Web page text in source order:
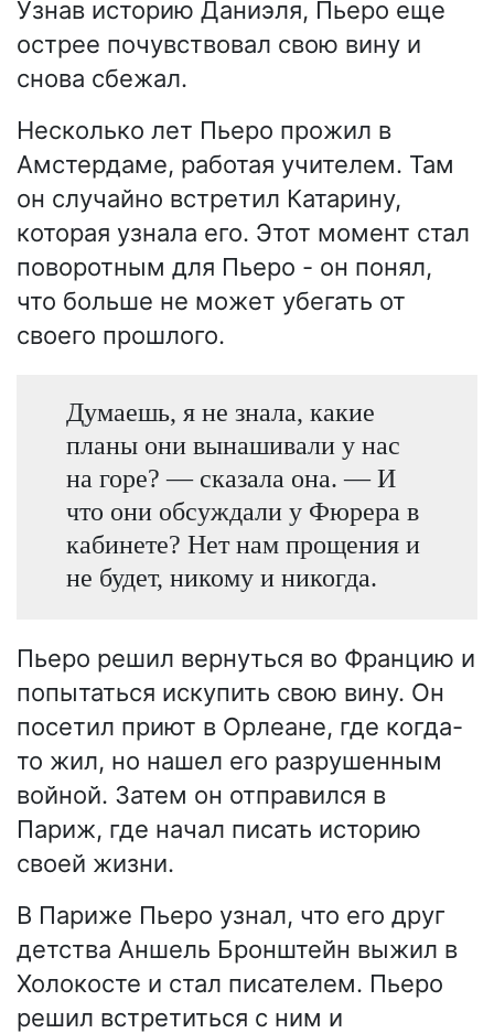
Узнав историю Даниэля, Пьеро еще
острее почувствовал свою вину и
снова сбежал.
Несколько лет Пьеро прожил в
Амстердаме, работая учителем. Там
он случайно встретил Катарину,
которая узнала его. Этот момент стал
поворотным для Пьеро - он понял,
что больше не может убегать от
своего прошлого.
Думаешь, я не знала, какие
планы они вынашивали у нас
на горе? — сказала она. — И
что они обсуждали у Фюрера в
кабинете? Нет нам прощения и
не будет, никому и никогда.
Пьеро решил вернуться во Францию и
попытаться искупить свою вину. Он
посетил приют в Орлеане, где когда-
то жил, но нашел его разрушенным
войной. Затем он отправился в
Париж, где начал писать историю
своей жизни.
В Париже Пьеро узнал, что его друг
детства Аншель Бронштейн выжил в
Холокосте и стал писателем. Пьеро
решил встретиться с ним и